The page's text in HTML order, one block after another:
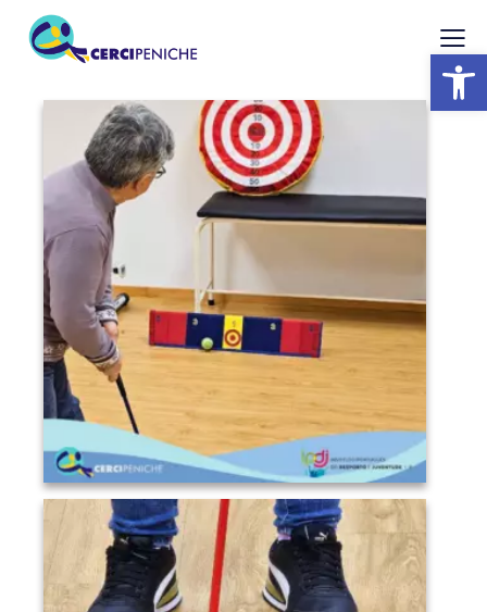
Abrir barra